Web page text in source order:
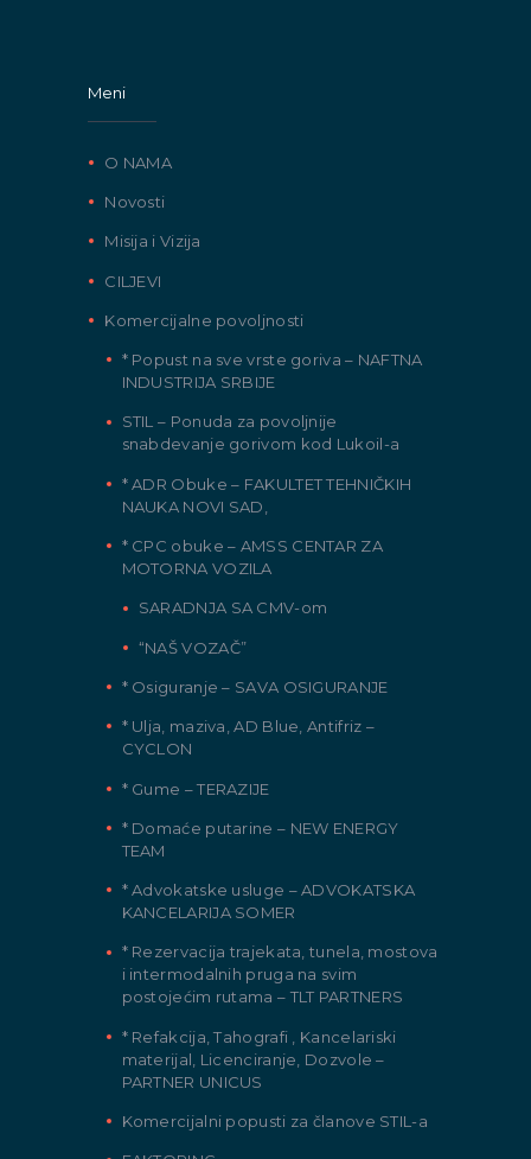
Meni
O NAMA
Novosti
Misija i Vizija
CILJEVI
Komercijalne povoljnosti
* Popust na sve vrste goriva – NAFTNA
INDUSTRIJA SRBIJE
STIL – Ponuda za povoljnije
snabdevanje gorivom kod Lukoil-a
* ADR Obuke – FAKULTET TEHNIČKIH
NAUKA NOVI SAD,
* CPC obuke – AMSS CENTAR ZA
MOTORNA VOZILA
SARADNJA SA CMV-om
“NAŠ VOZAČ”
* Osiguranje – SAVA OSIGURANJE
* Ulja, maziva, AD Blue, Antifriz –
CYCLON
* Gume – TERAZIJE
* Domaće putarine – NEW ENERGY
TEAM
* Advokatske usluge – ADVOKATSKA
KANCELARIJA SOMER
* Rezervacija trajekata, tunela, mostova
i intermodalnih pruga na svim
postojećim rutama – TLT PARTNERS
* Refakcija, Tahografi , Kancelariski
materijal, Licenciranje, Dozvole –
PARTNER UNICUS
Komercijalni popusti za članove STIL-a